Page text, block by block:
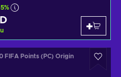
FIFA Points (PC) Origin